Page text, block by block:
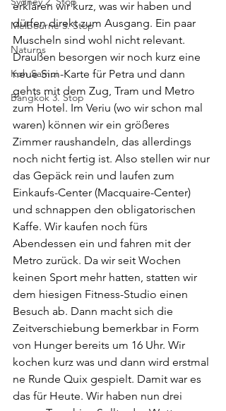
Melbourne 3. Stop
Naturns
Koh Samui
Bangkok 3. Stop
erklären wir kurz, was wir haben und
dürfen direkt zum Ausgang. Ein paar
Muscheln sind wohl nicht relevant.
Draußen besorgen wir noch kurz eine
neue Sim-Karte für Petra und dann
gehts mit dem Zug, Tram und Metro
zum Hotel. Im Veriu (wo wir schon mal
waren) können wir ein größeres
Zimmer raushandeln, das allerdings
noch nicht fertig ist. Also stellen wir nur
das Gepäck rein und laufen zum
Einkaufs-Center (Macquaire-Center)
und schnappen den obligatorischen
Kaffe. Wir kaufen noch fürs
Abendessen ein und fahren mit der
Metro zurück. Da wir seit Wochen
keinen Sport mehr hatten, statten wir
dem hiesigen Fitness-Studio einen
Besuch ab. Dann macht sich die
Zeitverschiebung bemerkbar in Form
von Hunger bereits um 16 Uhr. Wir
kochen kurz was und dann wird erstmal
ne Runde Quix gespielt. Damit war es
das für Heute. Wir haben nun drei